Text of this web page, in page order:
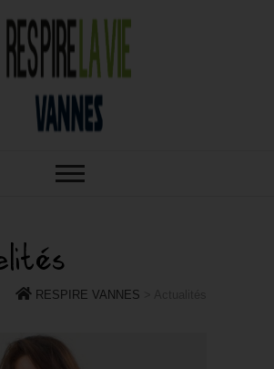
RESPIRE
ET HABITAT SAIN À
VANNES
RESPIRE VANNES